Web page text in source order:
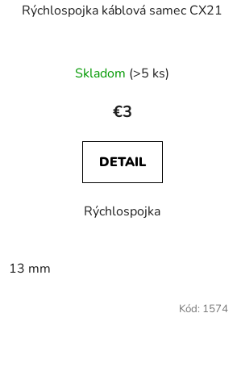
Rýchlospojka káblová samec CX21
Skladom (>5 ks)
€3
DETAIL
Rýchlospojka
13 mm
Kód: 1574